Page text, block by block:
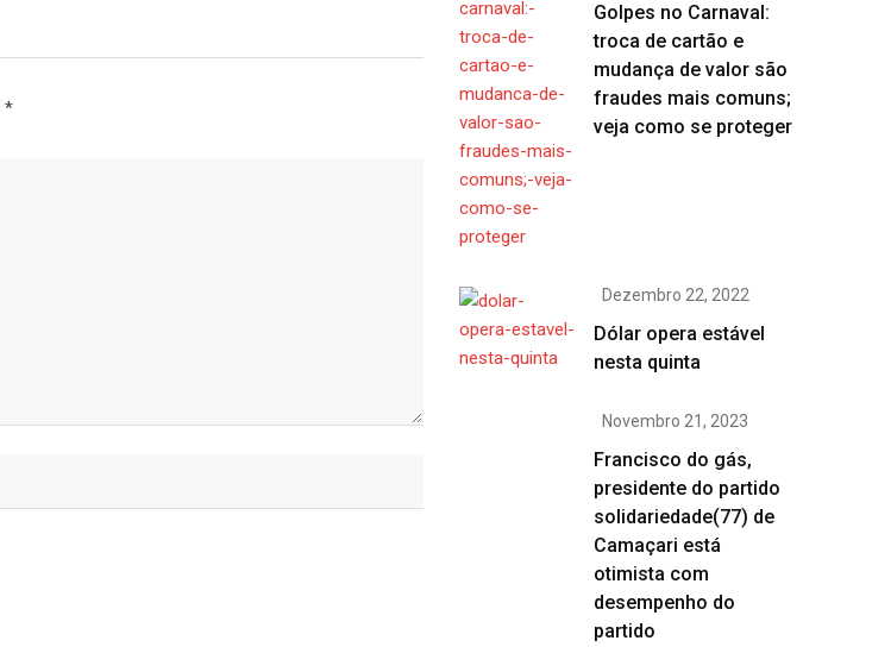
*
Golpes no Carnaval:
troca de cartão e
mudança de valor são
fraudes mais comuns;
veja como se proteger
Dezembro 22, 2022
Dólar opera estável
nesta quinta
Novembro 21, 2023
Francisco do gás,
presidente do partido
solidariedade(77) de
Camaçari está
otimista com
desempenho do
partido